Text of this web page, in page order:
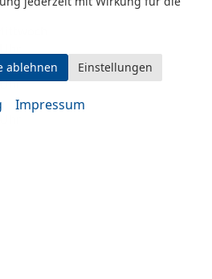
Freitag
ablehnen Einstellungen
Impressum